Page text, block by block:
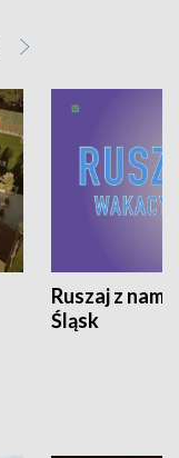
Ruszaj z
Śląsk